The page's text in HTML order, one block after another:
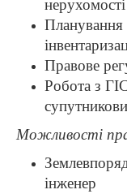
нерухомості
Планування
Правове
Робота з
Можливості
інженер